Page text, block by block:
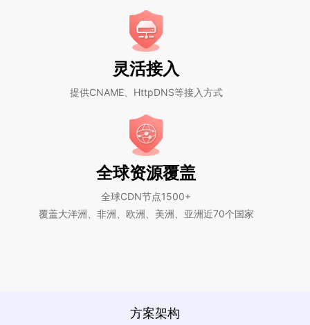
灵活接入
提供CNAME、HttpDNS等接入方式
全球资源覆盖
全球CDN节点1500+
覆盖大洋洲、非洲、欧洲、美洲、亚洲近70个国家
方案架构